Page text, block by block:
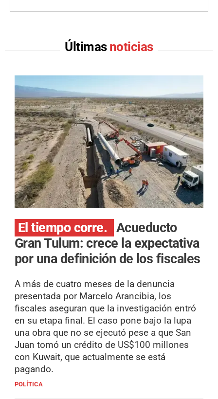
Últimas noticias
El tiempo corre. Acueducto
Gran Tulum: crece la expectativa
por una definición de los fiscales
A más de cuatro meses de la denuncia
presentada por Marcelo Arancibia, los
fiscales aseguran que la investigación entró
en su etapa final. El caso pone bajo la lupa
una obra que no se ejecutó pese a que San
Juan tomó un crédito de US$100 millones
con Kuwait, que actualmente se está
pagando.
POLÍTICA